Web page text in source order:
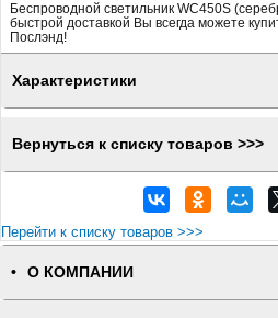
Беспроводной светильник WC450S
быстрой доставкой Вы всегда можете
Послэнд!
Характеристики
Вернуться к списку товаров >>>
Перейти к списку товаров >>>
О КОМПАНИИ